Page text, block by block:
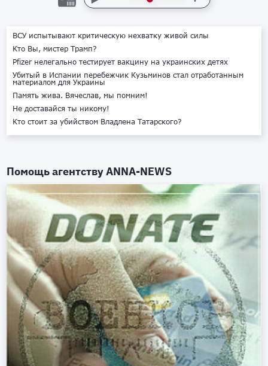
ВСУ испытывают критическую нехватку живой силы
Кто Вы, мистер Трамп?
Pfizer нелегально тестирует вакцину на украинских детях
Убитый в Испании перебежчик Кузьминов стал отработанным
материалом для Украины
Память жива. Вячеслав, мы помним!
Не доставайся ты никому!
Кто стоит за убийством Владлена Татарского?
Помощь агентствуANNA-NEWS